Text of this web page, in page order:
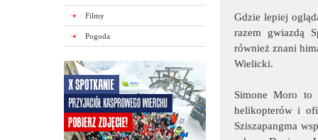
Filmy
Pogoda
Gdzie lepiej
razem gwiazdą
również znani
Wielicki.
Simone Moro to
helikopterów i
Sziszapangma